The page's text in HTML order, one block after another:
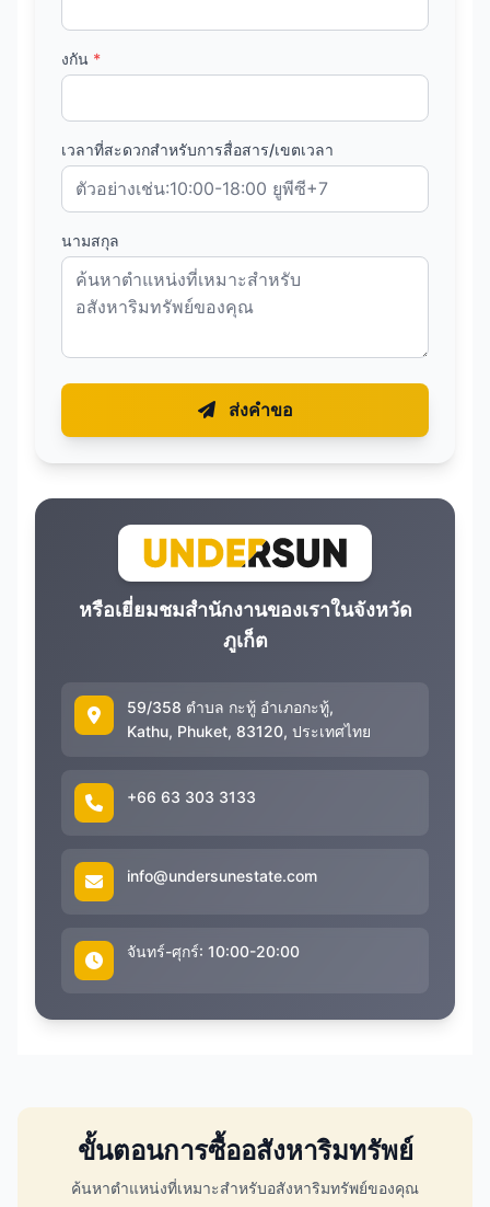
งกัน *
เวลาที่สะดวกสำหรับการสื่อสาร/เขตเวลา
นามสกุล
ส่งคำขอ
หรือเยี่ยมชมสำนักงานของเราในจังหวัด
ภูเก็ต
59/358 ตำบล กะทู้ อำเภอกะทู้,
Kathu, Phuket, 83120, ประเทศไทย
+66 63 303 3133
info@undersunestate.com
จันทร์-ศุกร์: 10:00-20:00
ขั้นตอนการซื้ออสังหาริมทรัพย์
ค้นหาตำแหน่งที่เหมาะสำหรับอสังหาริมทรัพย์ของคุณ